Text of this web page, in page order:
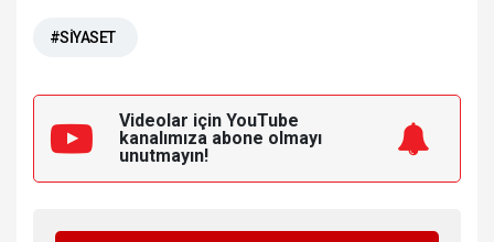
#SİYASET
Videolar için YouTube
kanalımıza abone olmayı
unutmayın!